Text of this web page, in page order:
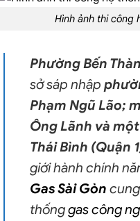
Hình ảnh thi công
Phường Bến
sở sáp nhập
Phạm Ngũ Lão;
Ông Lãnh và
Thái Bình (Quận
giới hành chính
Gas Sài Gòn
thốnggas công